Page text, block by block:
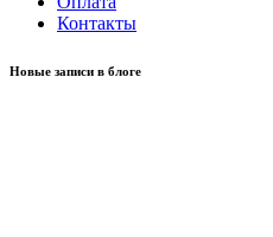
Контакты
Новые записи в блоге